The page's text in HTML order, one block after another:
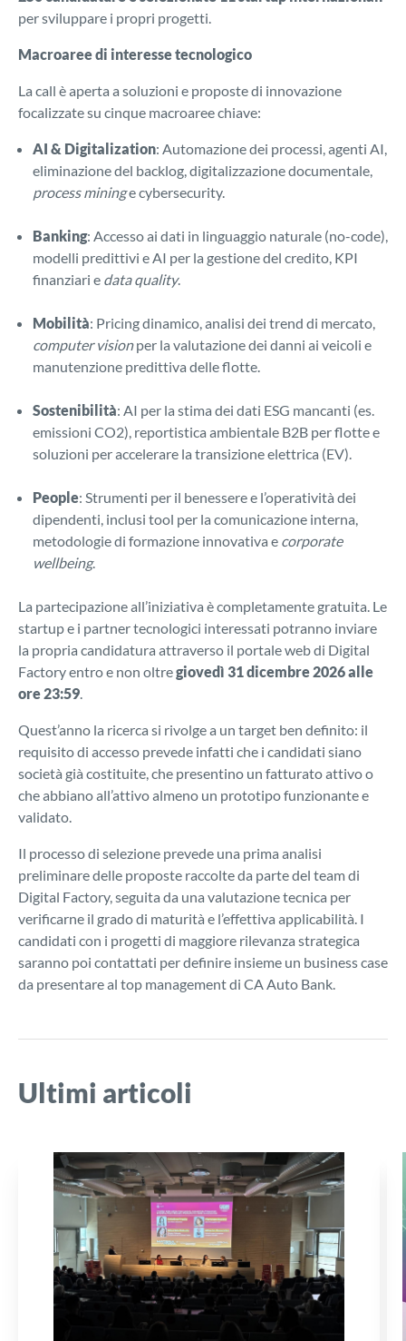
per sviluppare i propri progetti.
Macroaree di interesse tecnologico
La call è aperta a soluzioni e proposte di innovazione
focalizzate su cinque macroaree chiave:
AI & Digitalization: Automazione dei processi, agenti AI,
eliminazione del backlog, digitalizzazione documentale,
process mininge cybersecurity.
Banking: Accesso ai dati in linguaggio naturale (no-code),
modelli predittivi e AI per la gestione del credito, KPI
finanziari e data quality.
Mobilità: Pricing dinamico, analisi dei trend di mercato,
computer visionper la valutazione dei danni ai veicoli e
manutenzione predittiva delle flotte.
Sostenibilità: AI per la stima dei dati ESG mancanti (es.
emissioni CO2), reportistica ambientale B2B per flotte e
soluzioni per accelerare la transizione elettrica (EV).
People: Strumenti per il benessere e l’operatività dei
dipendenti, inclusi tool per la comunicazione interna,
metodologie di formazione innovativa e corporate
wellbeing.
La partecipazione all’iniziativa è completamente gratuita. Le
startup e i partner tecnologici interessati potranno inviare
la propria candidatura attraverso il portale web di Digital
Factory entro e non oltregiovedì 31 dicembre 2026 alle
ore 23:59.
Quest’anno la ricerca si rivolge a un target ben definito: il
requisito di accesso prevede infatti che i candidati siano
società già costituite, che presentino un fatturato attivo o
che abbiano all’attivo almeno un prototipo funzionante e
validato.
Il processo di selezione prevede una prima analisi
preliminare delle proposte raccolte da parte del team di
Digital Factory, seguita da una valutazione tecnica per
verificarne il grado di maturità e l’effettiva applicabilità. I
candidati con i progetti di maggiore rilevanza strategica
saranno poi contattati per definire insieme un business case
da presentare al top management di CA Auto Bank.
Ultimi articoli